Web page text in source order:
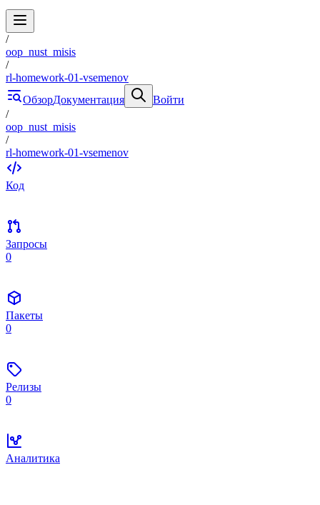
/
oop_nust_misis
/
rl-homework-01-vsemenov
ОбзорДокументация
Войти
/
oop_nust_misis
/
rl-homework-01-vsemenov
Код
Запросы
0
Пакеты
0
Релизы
0
Аналитика